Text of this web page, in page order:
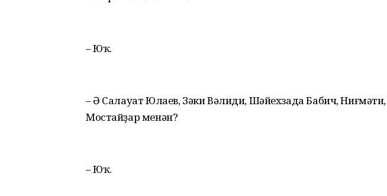
– Юҡ.
– Ә Салауат Юлаев, Зәки Вәлиди, Шәйехзада Бабич,
Мостайҙар менән?
– Юҡ.